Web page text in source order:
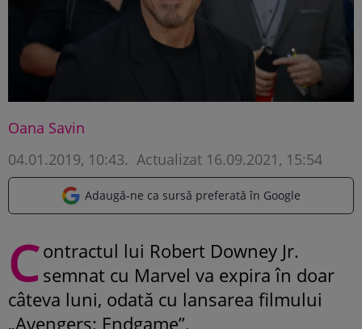
Oana Savin
04.01.2019, 10:43. Actualizat 16.09.2021, 15:54
Adaugă-ne ca sursă preferată în Google
C ontractul lui Robert Downey Jr.
semnat cu Marvel va expira în doar
câteva luni, odată cu lansarea filmului
„Avengers: Endgame”.